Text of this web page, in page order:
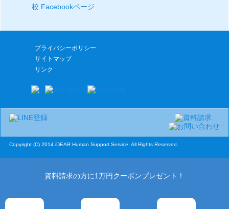
プライバシーポリシー
サイトマップ
リンク
Copyright (C) 2014 iDEAR Human Support Service. All Rights Reserved.
資料請求の方に1万円クーポンプレゼント！